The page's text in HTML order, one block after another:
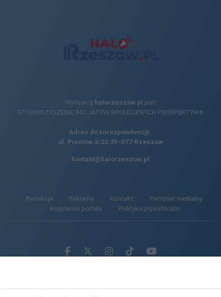
Wydawcą halorzeszow.pl jest:
STOWARZYSZENIE INICJATYW SPOŁECZNYCH PERSPEKTYWA
Adres do korespondencji:
ul. Piastów 3/20 35-077 Rzeszów
kontakt@halorzeszow.pl
Redakcja Reklama Kontakt
Patronat medialny
Regulamin portalu
Polityka prywatności
Facebook.com
X.comInstagram.com
Tiktok.comYoutube.com